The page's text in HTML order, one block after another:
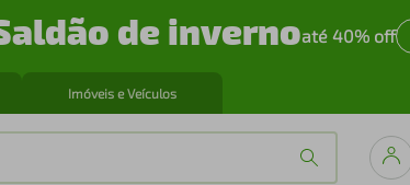
de invernoaté 40% off
Imóveis e Veículos